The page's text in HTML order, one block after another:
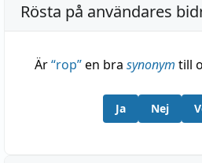
Rösta på användares
Är“rop”en bra synonym till
Ja Nej